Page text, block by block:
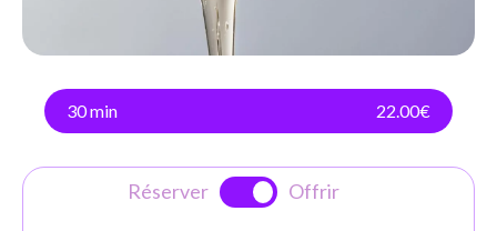
Réserver Offrir
30 min 22.00€